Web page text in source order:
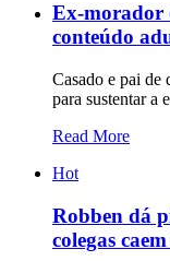
Ex-morador
conteúdo
Casado e pai de
para sustentar a
Read More
Hot
Robben dá
colegas